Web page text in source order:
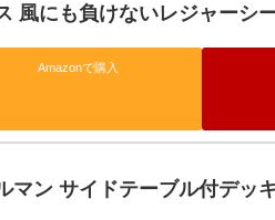
風にも負けないレジャーシ
Amazonで購入
マン サイドテーブル付デッ